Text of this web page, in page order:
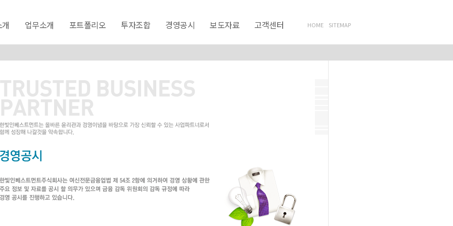
업무소개 포트폴리오 투자조합 경영공시 보도자료 고객센터 HOME SITEMAP